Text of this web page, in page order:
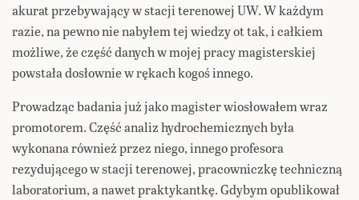
akurat przebywający w stacji terenowej UW. W każdym
razie, na pewno nie nabyłem tej wiedzy ot tak, i całkiem
możliwe, że część danych w mojej pracy magisterskiej
powstała dosłownie w rękach kogoś innego.
Prowadząc badania już jako magister wiosłowałem wraz
promotorem. Część analiz hydrochemicznych była
wykonana również przez niego, innego profesora
rezydującego w stacji terenowej, pracowniczkę techniczną
laboratorium, a nawet praktykantkę. Gdybym opublikował